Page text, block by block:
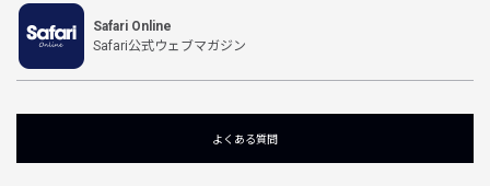
Safari Online
Safari公式ウェブマガジン
よくある質問